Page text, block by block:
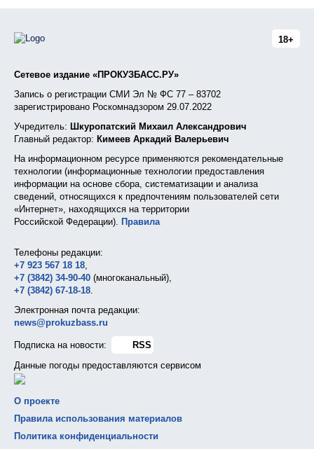
18+
Сетевое издание «ПРОКУЗБАСС.РУ»
Запись о регистрации СМИ Эл № ФС 77 – 83702
зарегистрировано Роскомнадзором 29.07.2022
Учредитель: Шкуропатский Михаил Александрович
Главный редактор: Кимеев Аркадий Валерьевич
На информационном ресурсе применяются рекомендательные
технологии (информационные технологии предоставления
информации на основе сбора, систематизации и анализа
сведений, относящихся к предпочтениям пользователей сети
«Интернет», находящихся на территории
Российской Федерации). Правила
Телефоны редакции:
+7 923 567 18 18,
+7 (3842) 34-90-40 (многоканальный),
+7 (3842) 67-18-18.
Электронная почта редакции:
news@prokuzbass.ru
Подписка на новости:
RSS
Данные погоды предоставляются сервисом
О проекте
Правила использования материалов
Политика конфиденциальности